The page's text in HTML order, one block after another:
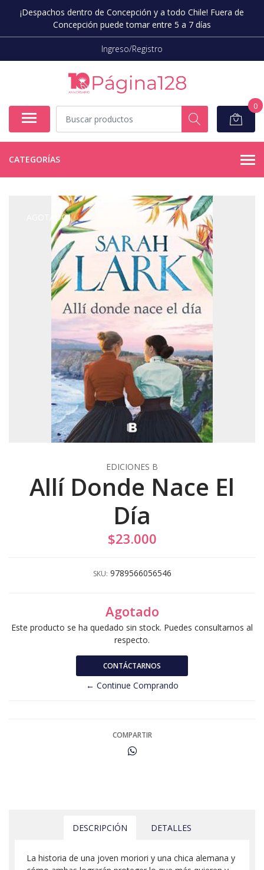
¡Despachos dentro de Concepción y a todo Chile! Fuera de
Concepción puede tomar entre 5 a 7 días
Ingreso/Registro
0
CATEGORÍAS
AGOTADO
EDICIONES B
Allí Donde Nace El
Día
$23.000
SKU: 9789566056546
Agotado
Este producto se ha quedado sin stock. Puedes consultarnos al
respecto.
CONTÁCTARNOS
← Continue Comprando
COMPARTIR
DESCRIPCIÓN DETALLES
La historia de una joven moriori y una chica alemana y